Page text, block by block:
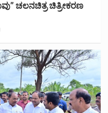
ಚಲನಚಿತ್ರ ಚಿತ್ರೀಕರಣ